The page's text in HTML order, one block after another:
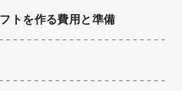
トを作る費用と準備